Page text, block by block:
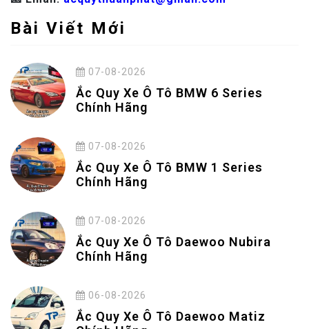
Bài Viết Mới
07-08-2026
Ắc Quy Xe Ô Tô BMW 6 Series
Chính Hãng
07-08-2026
Ắc Quy Xe Ô Tô BMW 1 Series
Chính Hãng
07-08-2026
Ắc Quy Xe Ô Tô Daewoo Nubira
Chính Hãng
06-08-2026
Ắc Quy Xe Ô Tô Daewoo Matiz